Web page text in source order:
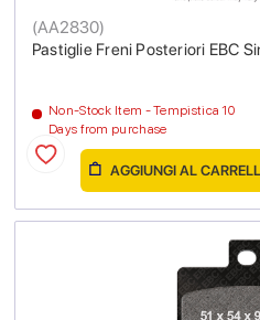
Pastiglie Freni Posteriori EBC
(AA2830)
Non-Stock Item - Tempistica 10
Days from purchase
AGGIUNGI AL